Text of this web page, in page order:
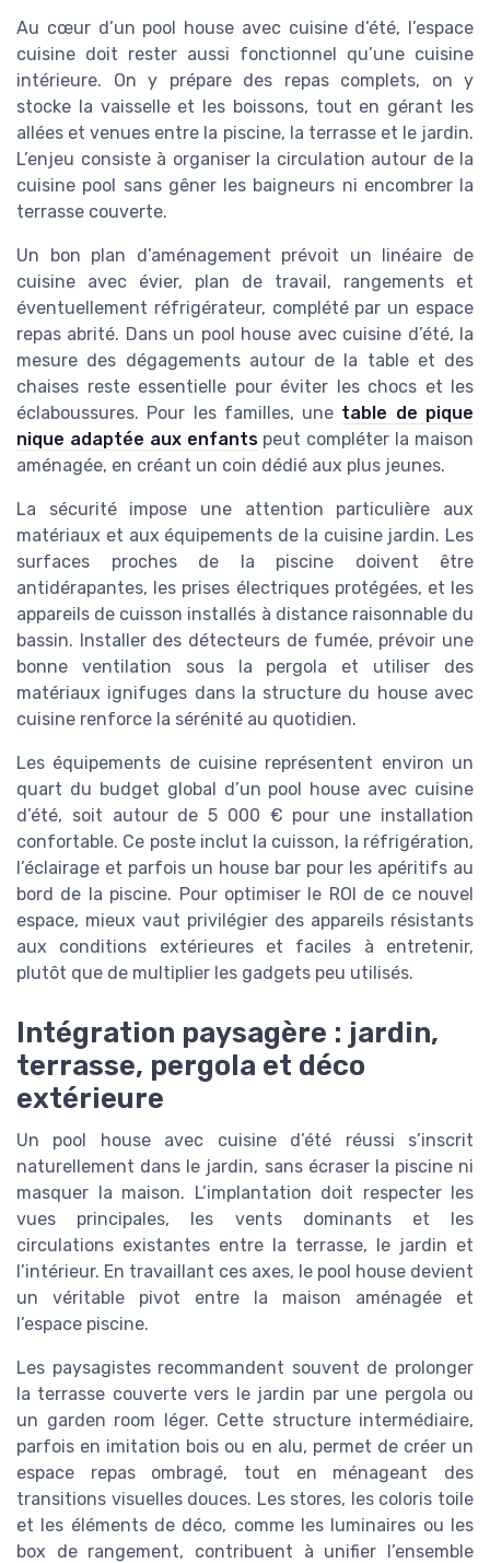
Au cœur d’un pool house avec cuisine d’été, l’espace
cuisine doit rester aussi fonctionnel qu’une cuisine
intérieure. On y prépare des repas complets, on y
stocke la vaisselle et les boissons, tout en gérant les
allées et venues entre la piscine, la terrasse et le jardin.
L’enjeu consiste à organiser la circulation autour de la
cuisine pool sans gêner les baigneurs ni encombrer la
terrasse couverte.
Un bon plan d’aménagement prévoit un linéaire de
cuisine avec évier, plan de travail, rangements et
éventuellement réfrigérateur, complété par un espace
repas abrité. Dans un pool house avec cuisine d’été, la
mesure des dégagements autour de la table et des
chaises reste essentielle pour éviter les chocs et les
éclaboussures. Pour les familles, une table de pique
nique adaptée aux enfantspeut compléter la maison
aménagée, en créant un coin dédié aux plus jeunes.
La sécurité impose une attention particulière aux
matériaux et aux équipements de la cuisine jardin. Les
surfaces proches de la piscine doivent être
antidérapantes, les prises électriques protégées, et les
appareils de cuisson installés à distance raisonnable du
bassin. Installer des détecteurs de fumée, prévoir une
bonne ventilation sous la pergola et utiliser des
matériaux ignifuges dans la structure du house avec
cuisine renforce la sérénité au quotidien.
Les équipements de cuisine représentent environ un
quart du budget global d’un pool house avec cuisine
d’été, soit autour de 5 000 € pour une installation
confortable. Ce poste inclut la cuisson, la réfrigération,
l’éclairage et parfois un house bar pour les apéritifs au
bord de la piscine. Pour optimiser le ROI de ce nouvel
espace, mieux vaut privilégier des appareils résistants
aux conditions extérieures et faciles à entretenir,
plutôt que de multiplier les gadgets peu utilisés.
Intégration paysagère : jardin,
terrasse, pergola et déco
extérieure
Un pool house avec cuisine d’été réussi s’inscrit
naturellement dans le jardin, sans écraser la piscine ni
masquer la maison. L’implantation doit respecter les
vues principales, les vents dominants et les
circulations existantes entre la terrasse, le jardin et
l’intérieur. En travaillant ces axes, le pool house devient
un véritable pivot entre la maison aménagée et
l’espace piscine.
Les paysagistes recommandent souvent de prolonger
la terrasse couverte vers le jardin par une pergola ou
un garden room léger. Cette structure intermédiaire,
parfois en imitation bois ou en alu, permet de créer un
espace repas ombragé, tout en ménageant des
transitions visuelles douces. Les stores, les coloris toile
et les éléments de déco, comme les luminaires ou les
box de rangement, contribuent à unifier l’ensemble